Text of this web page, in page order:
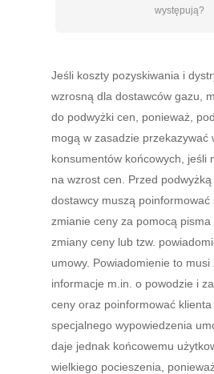
występują?
Jeśli koszty pozyskiwania i
wzrosną dla dostawców gazu,
do podwyżki cen, ponieważ,
mogą w zasadzie przekazywać
konsumentów końcowych, jeśli
na wzrost cen. Przed
dostawcy muszą poinformować
zmianie ceny za pomocą
zmiany ceny lub tzw.
umowy. Powiadomienie to musi
informacje m.in. o powodzie i
ceny oraz poinformować
specjalnego wypowiedzenia
daje jednak końcowemu
wielkiego pocieszenia,